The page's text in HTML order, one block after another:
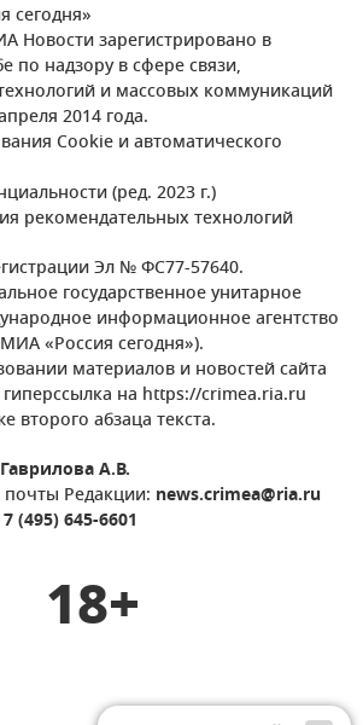
сегодня»
Новости зарегистрировано в
по надзору в сфере связи,
и массовых коммуникаций
2014 года.
Cookie и автоматического
(ред. 2023 г.)
рекомендательных технологий
Эл № ФС77-57640.
государственное унитарное
информационное агентство
«Россия сегодня»).
материалов и новостей сайта
на https://crimea.ria.ru
второго абзаца текста.
Гаврилова А.В.
Редакции: news.crimea@ria.ru
7 (495) 645-6601
18+